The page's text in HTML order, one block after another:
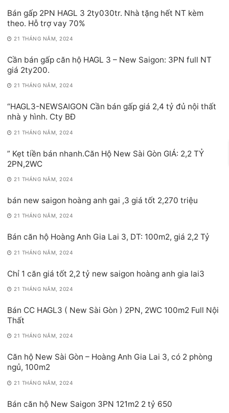
Bán gấp 2PN HAGL 3 2ty030tr. Nhà tặng hết NT kèm
theo. Hỗ trợ vay 70%
21 THÁNG NĂM, 2024
Cần bán gấp căn hộ HAGL 3 – New Saigon: 3PN full NT
giá 2ty200.
21 THÁNG NĂM, 2024
“HAGL3-NEWSAIGON Cần bán gấp giá 2,4 tỷ đủ nội thất
nhà y hình. Cty BĐ
21 THÁNG NĂM, 2024
” Kẹt tiền bán nhanh.Căn Hộ New Sài Gòn GIÁ: 2,2 TỶ
2PN,2WC
21 THÁNG NĂM, 2024
bán new saigon hoàng anh gai ,3 giá tốt 2,270 triệu
21 THÁNG NĂM, 2024
Bán căn hộ Hoàng Anh Gia Lai 3, DT: 100m2, giá 2,2 Tỷ
21 THÁNG NĂM, 2024
Chỉ 1 căn giá tốt 2,2 tỷ new saigon hoàng anh gia lai3
21 THÁNG NĂM, 2024
Bán CC HAGL3 ( New Sài Gòn ) 2PN, 2WC 100m2 Full Nội
Thất
21 THÁNG NĂM, 2024
Căn hộ New Sài Gòn – Hoàng Anh Gia Lai 3, có 2 phòng
ngủ, 100m2
21 THÁNG NĂM, 2024
Bán căn hộ New Saigon 3PN 121m2 2 tỷ 650